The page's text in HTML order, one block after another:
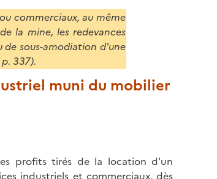
commerciaux, au même
la mine, les redevances
de sous-amodiation d'une
337).
muni du mobilier
profits tirés de la location d'un